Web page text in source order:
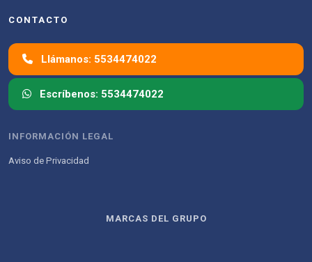
CONTACTO
Llámanos: 5534474022
Escríbenos: 5534474022
INFORMACIÓN LEGAL
Aviso de Privacidad
MARCAS DEL GRUPO